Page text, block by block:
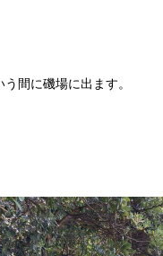
間に磯場に出ます。